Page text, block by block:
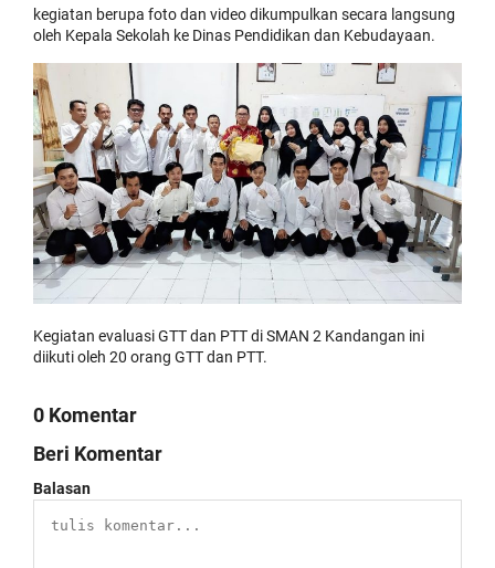
kegiatan berupa foto dan video dikumpulkan secara langsung
oleh Kepala Sekolah ke Dinas Pendidikan dan Kebudayaan.
Kegiatan evaluasi GTT dan PTT di SMAN 2 Kandangan ini
diikuti oleh 20 orang GTT dan PTT.
0 Komentar
Beri Komentar
Balasan